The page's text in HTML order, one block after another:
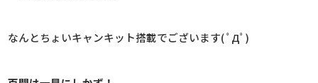
なんとちょいキャンキット搭載でございます( ﾟДﾟ)